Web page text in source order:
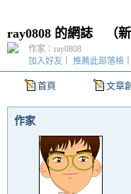
ray0808 的網誌 （
首頁 文章
加入好友 推薦此部落格
作家：ray0808
作家